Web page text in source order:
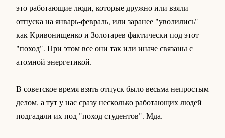
это работающие люди, которые дружно или взяли
отпуска на январь-февраль, или заранее "уволились"
как Кривонищенко и Золотарев фактически под этот
"поход". При этом все они так или иначе связаны с
атомной энергетикой.
В советское время взять отпуск было весьма непростым
делом, а тут у нас сразу несколько работающих людей
подгадали их под "поход студентов". Мда.